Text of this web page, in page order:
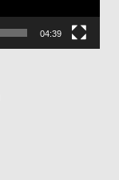
04:39